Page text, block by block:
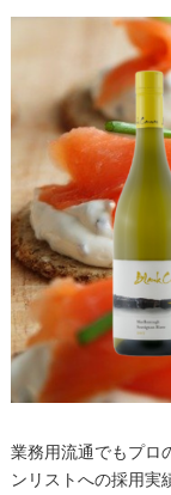
業務用流通でもプロ
ンリストへの採用実